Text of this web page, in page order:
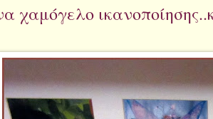
χαμόγελο